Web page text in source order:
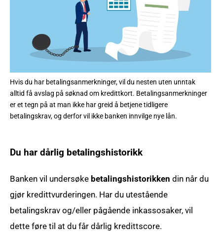
Hvis du har betalingsanmerkninger, vil du nesten uten unntak
alltid få avslag på søknad om kredittkort. Betalingsanmerkninger
er et tegn på at man ikke har greid å betjene tidligere
betalingskrav, og derfor vil ikke banken innvilge nye lån.
Du har dårlig betalingshistorikk
Banken vil undersøke betalingshistorikken din når du
gjør kredittvurderingen. Har du utestående
betalingskrav og/eller pågående inkassosaker, vil
dette føre til at du får dårlig kredittscore.